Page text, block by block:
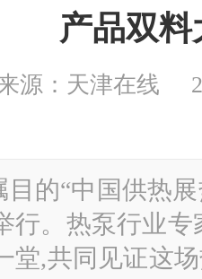
产品双料
：天津在线
目的“中国供热
行。热泵行业
堂,共同见证这